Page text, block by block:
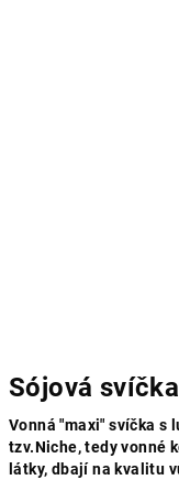
Sójová
Vonná "maxi" svíčka s
tzv.Niche, tedy vonné
látky, dbají na kvalitu